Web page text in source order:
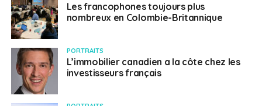
Les francophones toujours plus
nombreux en Colombie-Britannique
PORTRAITS
L’immobilier canadien a la côte chez les
investisseurs français